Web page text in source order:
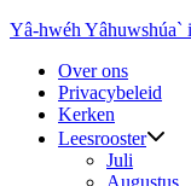
Ga
inhoud
Yâ-hwéh Yâhuwshúa`
Over ons
Privacybeleid
Kerken
Leesrooster
Juli
Augustus